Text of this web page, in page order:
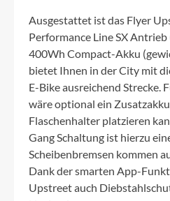
Ausgestattet ist das Flyer
Performance Line SX
400Wh Compact-Akku
bietet Ihnen in der City mit
E-Bike ausreichend Strecke.
wäre optional ein
Flaschenhalter platzieren
Gang Schaltung ist hierzu
Scheibenbremsen kommen
Dank der smarten App-
Upstreet auch